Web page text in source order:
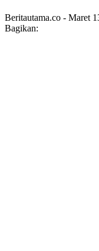
Beritautama.co - Maret
Bagikan: